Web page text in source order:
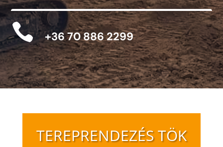
 +36 70 886 2299
TEREPRENDEZÉS TÖK